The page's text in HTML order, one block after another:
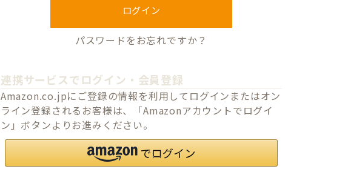
ログイン
パスワードをお忘れですか？
連携サービスでログイン・会員登録
Amazon.co.jpにご登録の情報を利用してログインまたはオン
ライン登録されるお客様は、「Amazonアカウントでログイ
ン」ボタンよりお進みください。